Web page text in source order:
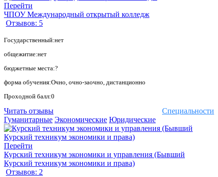
Перейти
ЧПОУ Международный открытый колледж
Отзывов: 5
Государственный:нет
общежитие:нет
бюджетные места:?
форма обучения:Очно, очно-заочно, дистанционно
Проходной балл:0
Специальности
Читать отзывы
Гуманитарные Экономические Юридические
Перейти
Курский техникум экономики и управления (Бывший
Курский техникум экономики и права)
Отзывов: 2